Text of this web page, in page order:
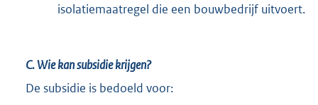
isolatiemaatregel die een bouwbedrijf uitvoert.
C. Wie kan subsidie krijgen?
De subsidie is bedoeld voor: